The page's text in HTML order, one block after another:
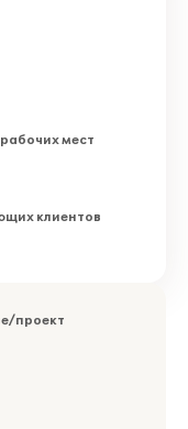
мест
клиентов
проект